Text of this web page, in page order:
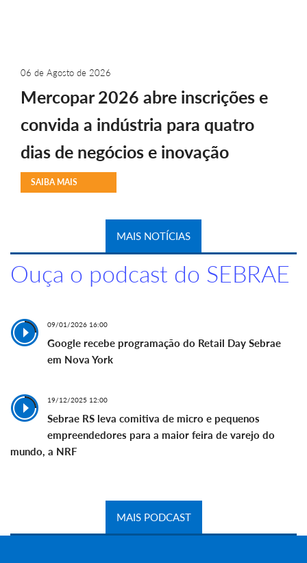
06 de Agosto de 2026
Mercopar 2026 abre inscrições e
convida a indústria para quatro
dias de negócios e inovação
SAIBA MAIS
MAIS NOTÍCIAS
Ouça o podcast do SEBRAE
09/01/2026 16:00
Google recebe programação do Retail Day Sebrae
em Nova York
19/12/2025 12:00
Sebrae RS leva comitiva de micro e pequenos
empreendedores para a maior feira de varejo do
mundo, a NRF
MAIS PODCAST